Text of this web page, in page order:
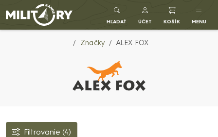
Army shop MILITARY RANGE SK
HĽADAŤ ÚČET KOŠÍK MENU
Značky ALEX FOX
Filtrovanie (4)